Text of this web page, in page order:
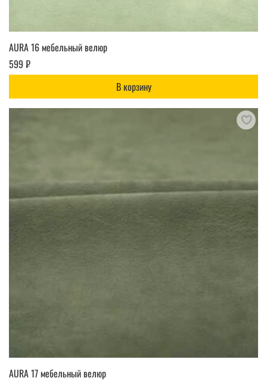
AURA 16 мебельный велюр
599 ₽
В корзину
AURA 17 мебельный велюр